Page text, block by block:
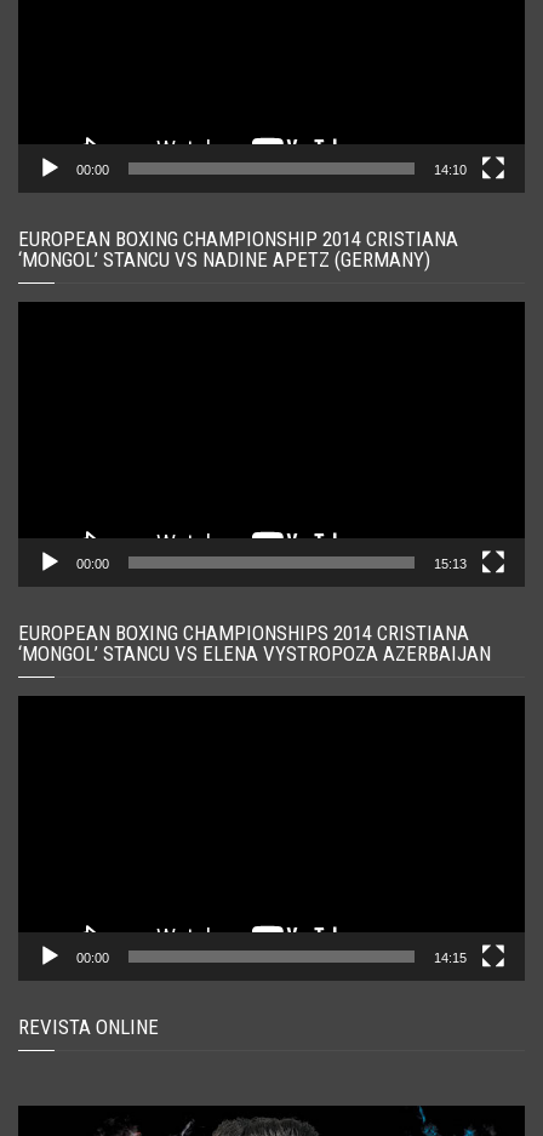
00:00 14:10
EUROPEAN BOXING CHAMPIONSHIP 2014 CRISTIANA
‘MONGOL’ STANCU VS NADINE APETZ (GERMANY)
00:00 15:13
EUROPEAN BOXING CHAMPIONSHIPS 2014 CRISTIANA
‘MONGOL’ STANCU VS ELENA VYSTROPOZA AZERBAIJAN
00:00 14:15
REVISTA ONLINE